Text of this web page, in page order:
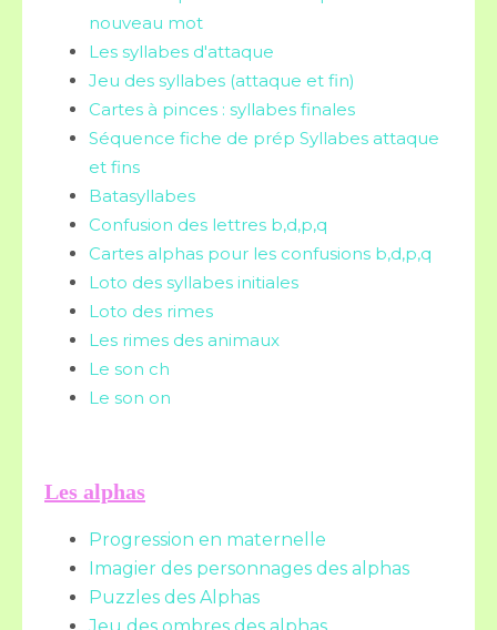
nouveau mot
Les syllabes d'attaque
Jeu des syllabes (attaque et fin)
Cartes à pinces : syllabes finales
Séquence fiche de prép Syllabes attaque
et fins
Batasyllabes
Confusion des lettres b,d,p,q
Cartes alphas pour les confusions b,d,p,q
Loto des syllabes initiales
Loto des rimes
Les rimes des animaux
Le son ch
Le son on
Les alphas
Progression en maternelle
Imagier des personnages des alphas
Puzzles des Alphas